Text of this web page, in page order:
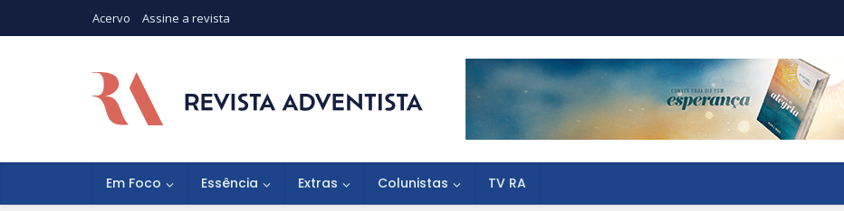
Acervo Assine a revista
Em Foco Essência Extras Colunistas TV RA